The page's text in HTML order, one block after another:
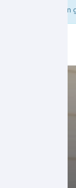
Geen resultaten